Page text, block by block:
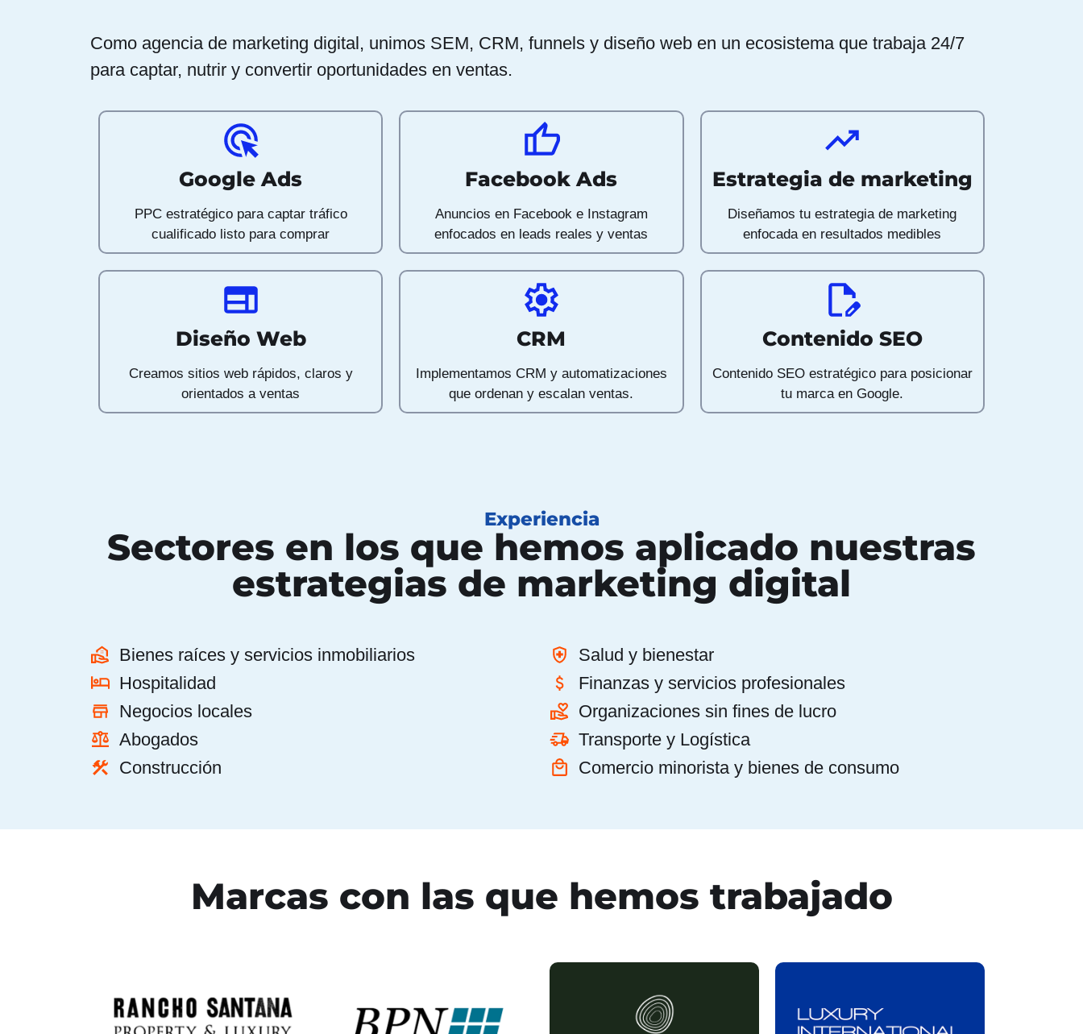
Como agencia de marketing digital, unimos SEM, CRM, funnels y diseño web en un ecosistema que trabaja 24/7
para captar, nutrir y convertir oportunidades en ventas.
Google Ads
PPC estratégico para captar tráfico
cualificado listo para comprar
Facebook Ads
Anuncios en Facebook e Instagram
enfocados en leads reales y ventas
Estrategia de marketing
Diseñamos tu estrategia de marketing
enfocada en resultados medibles
Diseño Web
Creamos sitios web rápidos, claros y
orientados a ventas
CRM
Implementamos CRM y automatizaciones
que ordenan y escalan ventas.
Contenido SEO
Contenido SEO estratégico para posicionar
tu marca en Google.
Experiencia
Sectores en los que hemos aplicado nuestras
estrategias de marketing digital
Bienes raíces y servicios inmobiliarios
Hospitalidad
Negocios locales
Abogados
Construcción
Salud y bienestar
Finanzas y servicios profesionales
Organizaciones sin fines de lucro
Transporte y Logística
Comercio minorista y bienes de consumo
Marcas con las que hemos trabajado